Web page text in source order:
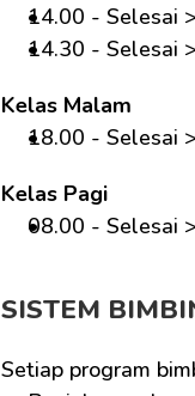
14.00 - Selesai
14.30 - Selesai
Kelas Malam
18.00 - Selesai
Kelas Pagi
08.00 - Selesai
SISTEM
Setiap program